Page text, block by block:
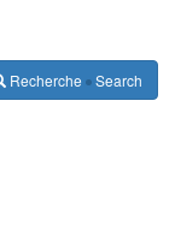
Recherche Search